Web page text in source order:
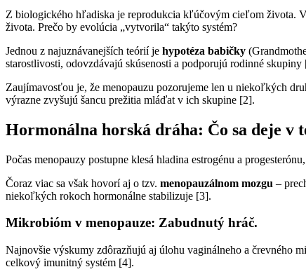
Z biologického hľadiska je reprodukcia kľúčovým cieľom života.
života. Prečo by evolúcia „vytvorila“ takýto systém?
Jednou z najuznávanejších teórií je hypotéza babičky
starostlivosti, odovzdávajú skúsenosti a podporujú rodinné skupiny
Zaujímavosťou je, že menopauzu pozorujeme len u niekoľkých
výrazne zvyšujú šancu prežitia mláďat v ich skupine [2].
Hormonálna horská dráha: Čo sa deje v
Počas menopauzy postupne klesá hladina estrogénu a
Čoraz viac sa však hovorí aj o tzv. menopauzálnom mozgu –
niekoľkých rokoch hormonálne stabilizuje [3].
Mikrobióm v menopauze: Zabudnutý hráč.
Najnovšie výskumy zdôrazňujú aj úlohu vaginálneho a črevného
celkový imunitný systém [4].
stránka počas
vašej návštevy
najlepšie. Ak
tieto súbory
cookie
odmietnete,
niektoré
webovej
Marketing
Zdieľaním
svojich
záujmov a
počas návštevy
našej stránky